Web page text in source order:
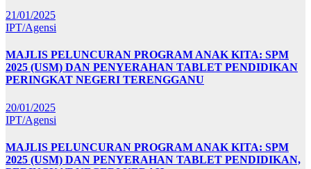
21/01/2025
IPT/Agensi
MAJLIS PELUNCURAN PROGRAM ANAK KITA: SPM
2025 (USM) DAN PENYERAHAN TABLET PENDIDIKAN
PERINGKAT NEGERI TERENGGANU
20/01/2025
IPT/Agensi
MAJLIS PELUNCURAN PROGRAM ANAK KITA: SPM
2025 (USM) DAN PENYERAHAN TABLET PENDIDIKAN,